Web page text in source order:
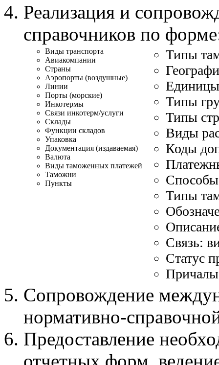
Реализация и
справочников по
Виды транспорта
Авиакомпании
Страны
Аэропорты (воздушные)
Линии
Порты (морские)
Инкотермы
Связи инкотерм/услуги
Склады
Функции складов
Упаковка
Документация (издаваемая)
Валюта
Виды таможенных платежей
Таможни
Пункты
Типы
Единицы
Типы
Типы
Виды
Коды
Типы
Связь:
Статус
Причалы
Сопровождение
нормативно-
Предоставление